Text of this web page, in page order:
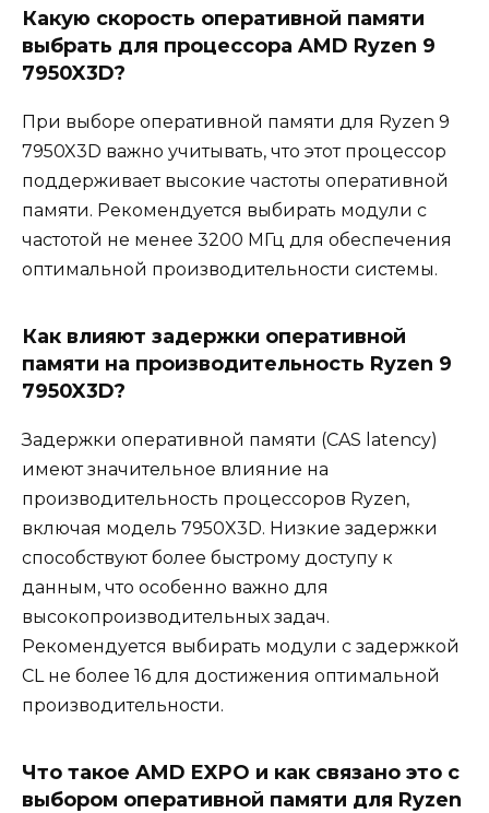
Какую скорость оперативной памяти
выбрать для процессора AMD Ryzen 9
7950X3D?
При выборе оперативной памяти для Ryzen 9
7950X3D важно учитывать, что этот процессор
поддерживает высокие частоты оперативной
памяти. Рекомендуется выбирать модули с
частотой не менее 3200 МГц для обеспечения
оптимальной производительности системы.
Как влияют задержки оперативной
памяти на производительность Ryzen 9
7950X3D?
Задержки оперативной памяти (CAS latency)
имеют значительное влияние на
производительность процессоров Ryzen,
включая модель 7950X3D. Низкие задержки
способствуют более быстрому доступу к
данным, что особенно важно для
высокопроизводительных задач.
Рекомендуется выбирать модули с задержкой
CL не более 16 для достижения оптимальной
производительности.
Что такое AMD EXPO и как связано это с
выбором оперативной памяти для Ryzen